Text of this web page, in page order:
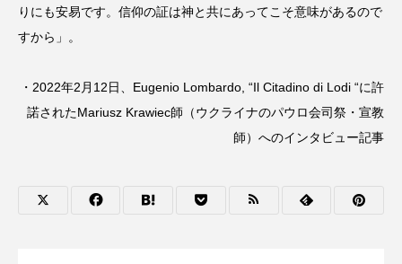
りにも安易です。信仰の証は神と共にあってこそ意味があるので
すから」。
・2022年2月12日、Eugenio Lombardo, “Il Citadino di Lodi “に許
諾されたMariusz Krawiec師（ウクライナのパウロ会司祭・宣教
師）へのインタビュー記事